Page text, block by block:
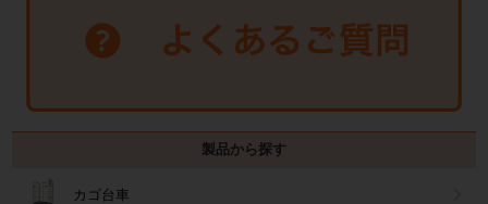
製品から探す
カゴ台車